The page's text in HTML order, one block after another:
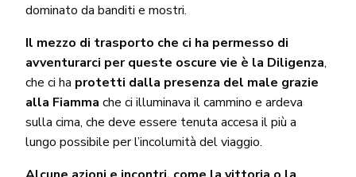
dominato da banditi e mostri.
Il mezzo di trasporto che ci ha permesso di
avventurarci per queste oscure vie è la Diligenza,
che ci ha protetti dalla presenza del male grazie
alla Fiamma che ci illuminava il cammino e ardeva
sulla cima, che deve essere tenuta accesa il più a
lungo possibile per l’incolumità del viaggio.